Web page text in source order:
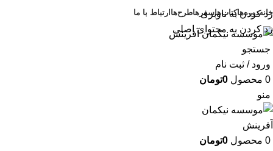
رد کردن به ناوبری
رد کردن به محتوای اصلی
خانهدوره‌هاکتاب‌هاسفرهاطرح‌ها ارتباط با ما
جستجو
ورود / ثبت نام
0 محصول 0تومان
منو
0 محصول 0تومان